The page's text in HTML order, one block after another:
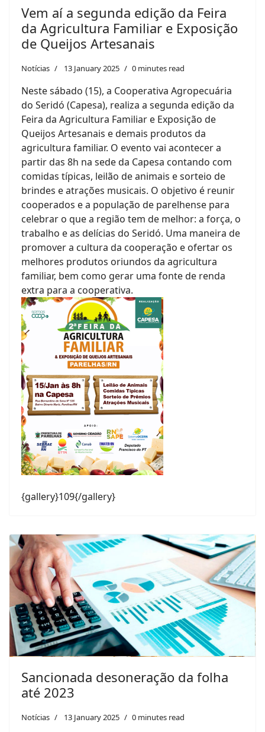
Vem aí a segunda edição da Feira
da Agricultura Familiar e Exposição
de Queijos Artesanais
Notícias 13 January 2025 0 minutes read
Neste sábado (15), a Cooperativa Agropecuária
do Seridó (Capesa), realiza a segunda edição da
Feira da Agricultura Familiar e Exposição de
Queijos Artesanais e demais produtos da
agricultura familiar. O evento vai acontecer a
partir das 8h na sede da Capesa contando com
comidas típicas, leilão de animais e sorteio de
brindes e atrações musicais. O objetivo é reunir
cooperados e a população de parelhense para
celebrar o que a região tem de melhor: a força, o
trabalho e as delícias do Seridó. Uma maneira de
promover a cultura da cooperação e ofertar os
melhores produtos oriundos da agricultura
familiar, bem como gerar uma fonte de renda
extra para a cooperativa.
{gallery}109{/gallery}
Sancionada desoneração da folha
até 2023
Notícias 13 January 2025 0 minutes read